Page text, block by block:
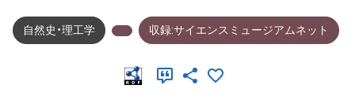
自然史・理工学 収録:サイエンスミュージアムネット